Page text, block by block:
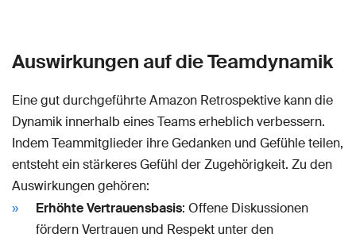
Auswirkungen auf die Teamdynamik
Eine gut durchgeführte Amazon Retrospektive kann die
Dynamik innerhalb eines Teams erheblich verbessern.
Indem Teammitglieder ihre Gedanken und Gefühle teilen,
entsteht ein stärkeres Gefühl der Zugehörigkeit. Zu den
Auswirkungen gehören:
Erhöhte Vertrauensbasis: Offene Diskussionen
fördern Vertrauen und Respekt unter den